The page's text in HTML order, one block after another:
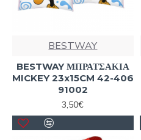
BESTWAY
BESTWAY ΜΠΡΑΤΣΑΚΙΑ
MICKEY 23x15CM 42-406
91002
3,50€